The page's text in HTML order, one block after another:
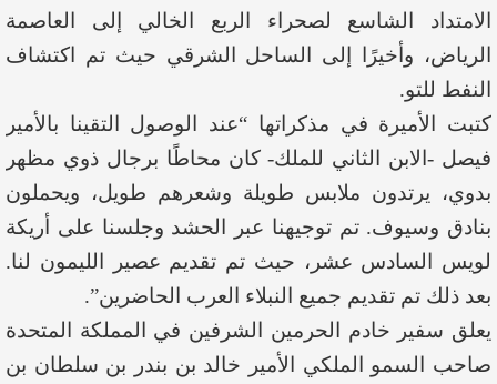
الامتداد الشاسع لصحراء الربع الخالي إلى العاصمة
الرياض، وأخيرًا إلى الساحل الشرقي حيث تم اكتشاف
النفط للتو.
كتبت الأميرة في مذكراتها “عند الوصول التقينا بالأمير
فيصل -الابن الثاني للملك- كان محاطًا برجال ذوي مظهر
بدوي، يرتدون ملابس طويلة وشعرهم طويل، ويحملون
بنادق وسيوف. تم توجيهنا عبر الحشد وجلسنا على أريكة
لويس السادس عشر، حيث تم تقديم عصير الليمون لنا.
بعد ذلك تم تقديم جميع النبلاء العرب الحاضرين”.
يعلق سفير خادم الحرمين الشرفين في المملكة المتحدة
صاحب السمو الملكي الأمير خالد بن بندر بن سلطان بن